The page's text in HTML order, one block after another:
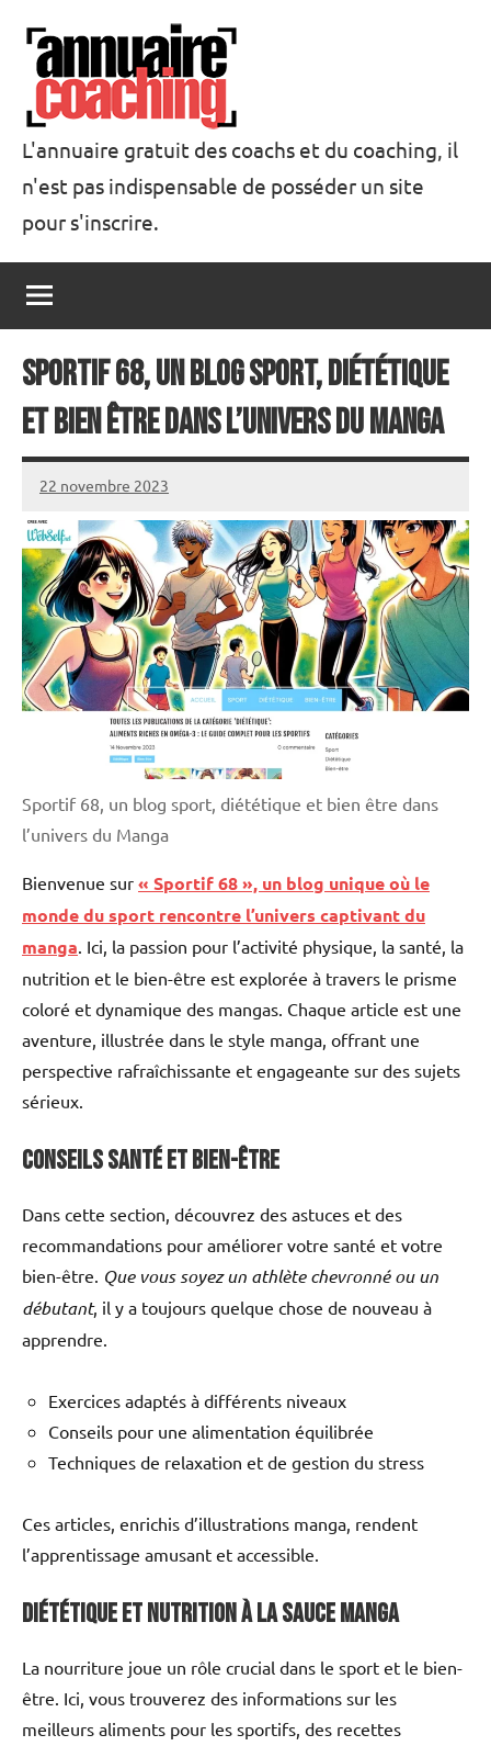
contenu
Annuaire
Coaching
L'annuaire gratuit des coachs et du coaching, il
n'est pas indispensable de posséder un site
pour s'inscrire.
Sportif 68, un blog sport, diététique
et bien être dans l’univers du Manga
22 novembre 2023
annuairecoaching
Sportif 68, un blog sport, diététique et bien être dans
l’univers du Manga
Bienvenue sur « Sportif 68 », un blog unique où le
monde du sport rencontre l’univers captivant du
manga . Ici, la passion pour l’activité physique, la santé, la
nutrition et le bien-être est explorée à travers le prisme
coloré et dynamique des mangas. Chaque article est une
aventure, illustrée dans le style manga, offrant une
perspective rafraîchissante et engageante sur des sujets
sérieux.
Conseils Santé et Bien-Être
Dans cette section, découvrez des astuces et des
recommandations pour améliorer votre santé et votre
bien-être. Que vous soyez un athlète chevronné ou un
débutant, il y a toujours quelque chose de nouveau à
apprendre.
Exercices adaptés à différents niveaux
Conseils pour une alimentation équilibrée
Techniques de relaxation et de gestion du stress
Ces articles, enrichis d’illustrations manga, rendent
l’apprentissage amusant et accessible.
Diététique et Nutrition à la Sauce Manga
La nourriture joue un rôle crucial dans le sport et le bien-
être. Ici, vous trouverez des informations sur les
meilleurs aliments pour les sportifs, des recettes